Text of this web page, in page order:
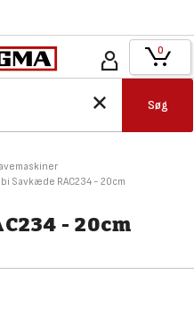
Søg
0
Savkæde RAC234 - 20cm
- 20cm